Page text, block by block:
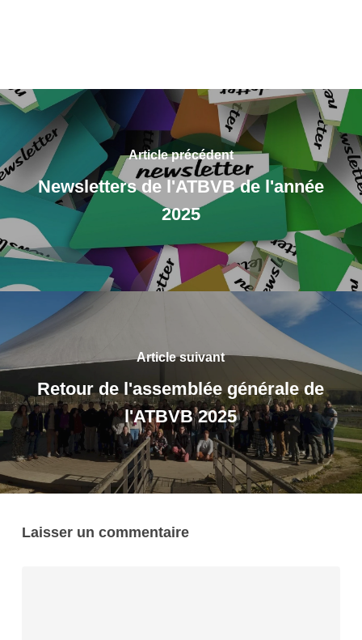
Article précédent
Newsletters de l'ATBVB de l'année
2025
Article suivant
Retour de l'assemblée générale de
l'ATBVB 2025
Laisser un commentaire